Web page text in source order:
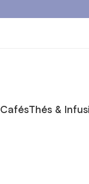
CafésThés &